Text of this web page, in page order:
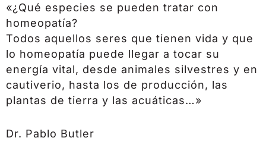
«¿Qué especies se pueden tratar con
homeopatía?
Todos aquellos seres que tienen vida y que
lo homeopatía puede llegar a tocar su
energía vital, desde animales silvestres y en
cautiverio, hasta los de producción, las
plantas de tierra y las acuáticas…»
Dr. Pablo Butler